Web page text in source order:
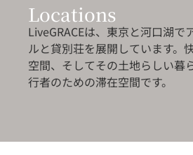
Locations
LiveGRACEは、東京と河口湖で
ルと貸別荘を展開しています。
空間、そしてその土地らしい暮
行者のための滞在空間です。